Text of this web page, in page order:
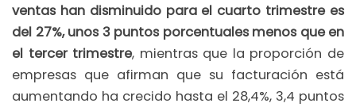
ventas han disminuido para el cuarto trimestre es
del 27%, unos 3 puntos porcentuales menos que en
el tercer trimestre, mientras que la proporción de
empresas que afirman que su facturación está
aumentando ha crecido hasta el 28,4%, 3,4 puntos